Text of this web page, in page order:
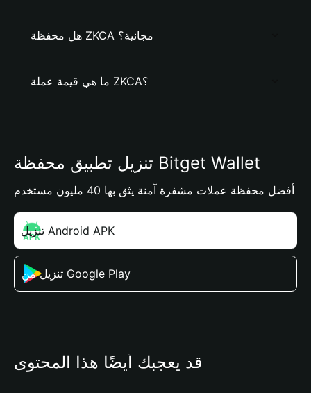
هل محفظة ZKCA مجانية؟
ما هي قيمة عملة ZKCA؟
تنزيل تطبيق محفظة Bitget Wallet
أفضل محفظة عملات مشفرة آمنة يثق بها 40 مليون مستخدم
تنزيل Android APK
تنزيل من Google Play
قد يعجبك أيضًا هذا المحتوى